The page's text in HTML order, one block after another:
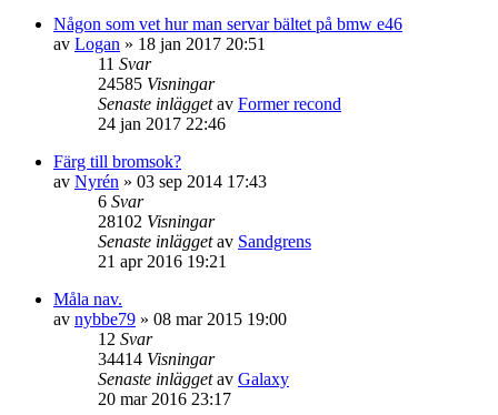
Någon som vet hur man servar bältet på bmw e46
av Logan » 18 jan 2017 20:51
11 Svar
24585 Visningar
Senaste inläggetav Former recond
24 jan 2017 22:46
Färg till bromsok?
av Nyrén » 03 sep 2014 17:43
6 Svar
28102 Visningar
Senaste inläggetav Sandgrens
21 apr 2016 19:21
Måla nav.
av nybbe79 » 08 mar 2015 19:00
12 Svar
34414 Visningar
Senaste inläggetav Galaxy
20 mar 2016 23:17